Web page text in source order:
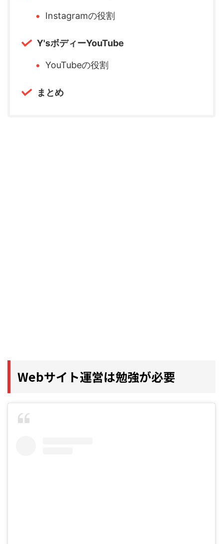
Instagramの役割
Y'sボディーYouTube
YouTubeの役割
まとめ
Webサイト運営は勉強が必要